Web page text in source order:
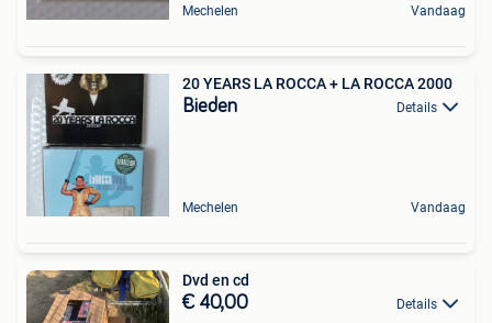
Mechelen Vandaag
20 YEARS LA ROCCA + LA ROCCA 2000
Bieden Details
Mechelen Vandaag
Dvd en cd
€ 40,00 Details